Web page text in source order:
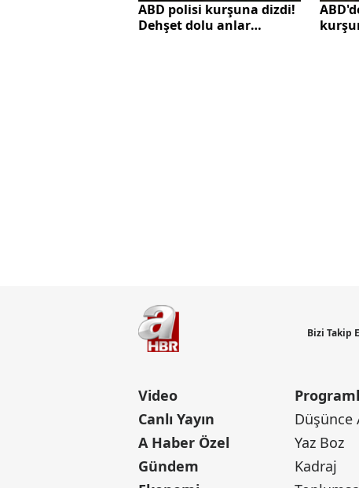
ABD polisi kurşuna dizdi!
Dehşet dolu anlar
Bizi Takip
Video
Canlı Yayın
A Haber Özel
Gündem
Düşünce
Yaz Boz
Kadraj